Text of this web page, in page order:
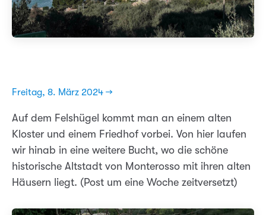
Freitag, 8. März 2024 →
Auf dem Felshügel kommt man an einem alten
Kloster und einem Friedhof vorbei. Von hier laufen
wir hinab in eine weitere Bucht, wo die schöne
historische Altstadt von Monterosso mit ihren alten
Häusern liegt. (Post um eine Woche zeitversetzt)